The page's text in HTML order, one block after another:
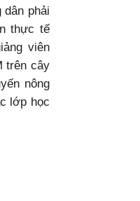
dân phải
thực tế
viên
trên cây
nông
lớp học